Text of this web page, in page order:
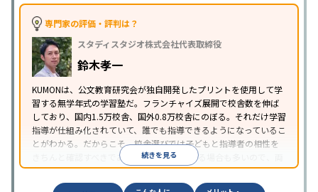
専門家の評価・評判は？
スタディスタジオ株式会社代表取締役
鈴木孝一
KUMONは、公文教育研究会が独自開発したプリントを使用して学
習する無学年式の学習塾だ。フランチャイズ展開で校舎数を伸ば
しており、国内1.5万校舎、国外0.8万校舎にのぼる。それだけ学習
指導が仕組み化されていて、誰でも指導できるようになっているこ
とがわかる。だからこそ、校舎選びでは子どもと指導者の相性を
きちんと確認すべきである。近所に2校舎ある場合も多いので、両
方見学してみることをオススメする。
続きを見る